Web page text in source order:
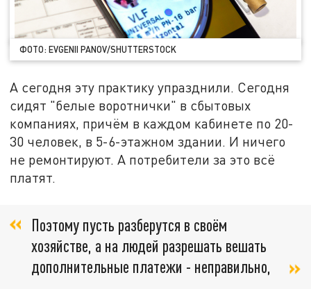
ФОТО: EVGENII PANOV/SHUTTERSTOCK
А сегодня эту практику упразднили. Сегодня
сидят "белые воротнички" в сбытовых
компаниях, причём в каждом кабинете по 20-
30 человек, в 5-6-этажном здании. И ничего
не ремонтируют. А потребители за это всё
платят.
Поэтому пусть разберутся в своём
хозяйстве, а на людей разрешать вешать
дополнительные платежи - неправильно,